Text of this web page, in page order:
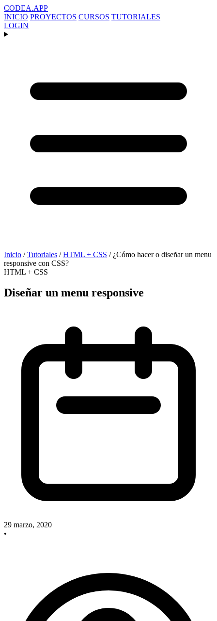
CODEA.APP
INICIO PROYECTOS CURSOS TUTORIALES
LOGIN
Inicio / Tutoriales / HTML + CSS / ¿Cómo hacer o diseñar un menu
responsive con CSS?
HTML + CSS
Diseñar un menu responsive
29 marzo, 2020
•